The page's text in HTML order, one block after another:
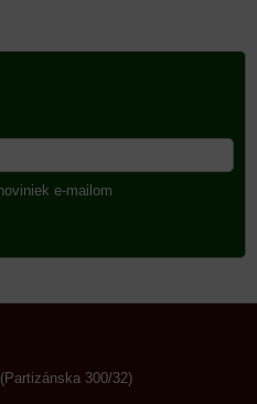
e-mailom
(Partizánska 300/32)